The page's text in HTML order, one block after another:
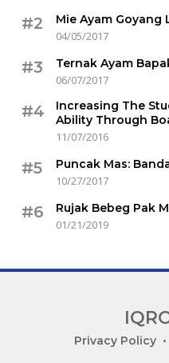
#2
Mie Ayam Goyang
04/05/2017
#3
Ternak Ayam
06/07/2017
#4
Increasing The
Ability Through
11/07/2016
#5
Puncak Mas:
10/27/2017
#6
Rujak Bebeg Pak
01/21/2019
Privacy Policy